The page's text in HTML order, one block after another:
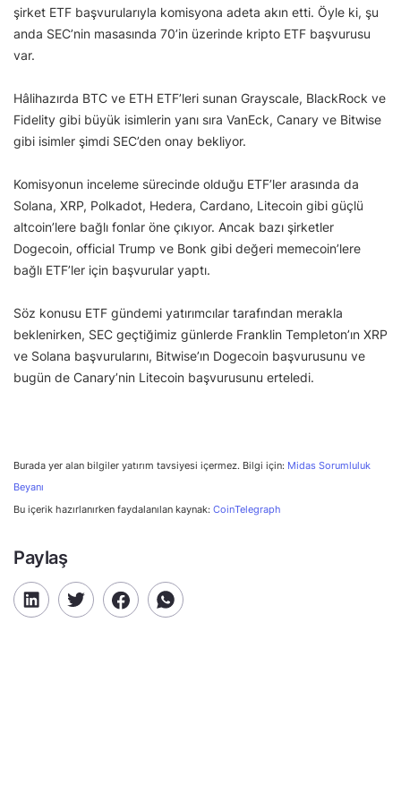
şirket ETF başvurularıyla komisyona adeta akın etti. Öyle ki, şu
anda SEC’nin masasında 70’in üzerinde kripto ETF başvurusu
var.
Hâlihazırda BTC ve ETH ETF’leri sunan Grayscale, BlackRock ve
Fidelity gibi büyük isimlerin yanı sıra VanEck, Canary ve Bitwise
gibi isimler şimdi SEC’den onay bekliyor.
Komisyonun inceleme sürecinde olduğu ETF’ler arasında da
Solana, XRP, Polkadot, Hedera, Cardano, Litecoin gibi güçlü
altcoin’lere bağlı fonlar öne çıkıyor. Ancak bazı şirketler
Dogecoin, official Trump ve Bonk gibi değeri memecoin’lere
bağlı ETF’ler için başvurular yaptı.
Söz konusu ETF gündemi yatırımcılar tarafından merakla
beklenirken, SEC geçtiğimiz günlerde Franklin Templeton’ın XRP
ve Solana başvurularını, Bitwise’ın Dogecoin başvurusunu ve
bugün de Canary’nin Litecoin başvurusunu erteledi.
Burada yer alan bilgiler yatırım tavsiyesi içermez. Bilgi için: Midas Sorumluluk
Beyanı
Bu içerik hazırlanırken faydalanılan kaynak: CoinTelegraph
Paylaş